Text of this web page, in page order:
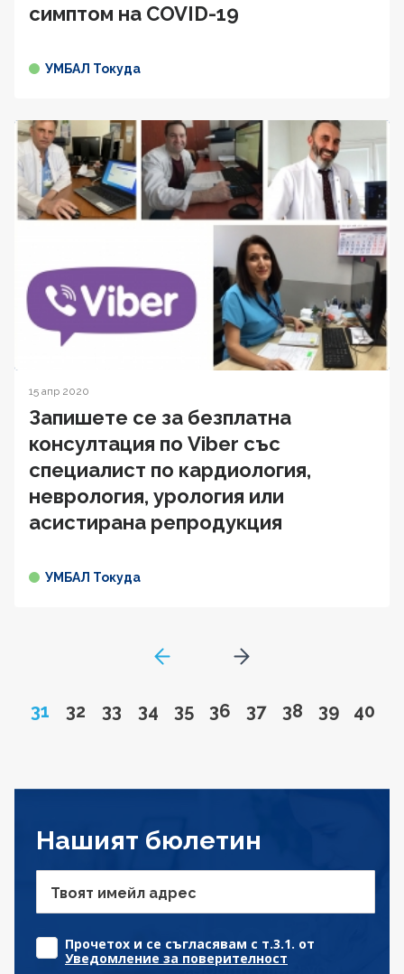
симптом на COVID-19
УМБАЛ Токуда
15 апр 2020
Запишете се за безплатна
консултация по Viber със
специалист по кардиология,
неврология, урология или
асистирана репродукция
УМБАЛ Токуда
GoToPreviousPage
Page
31 Go to page
32 Go to page
33 Go to page
34 Go to page
35 Go to page
36 Go to page
37 Go to page
38 Go to
39 Go
40
Go to next page
Нашият бюлетин
Твоят имейл адрес
Прочетох и се съгласявам с т.3.1. от
Уведомление за поверителност